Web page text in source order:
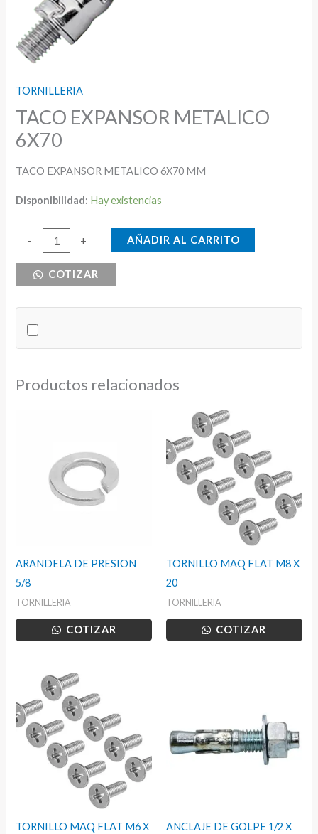
TORNILLERIA
TACO EXPANSOR METALICO
6X70
TACO EXPANSOR METALICO 6X70 MM
Disponibilidad: Hay existencias
-
EXPANSOR
METALICO
+ AÑADIR AL CARRITO
COTIZAR
Productos relacionados
ARANDELA DE PRESION
5/8
TORNILLERIA
COTIZAR
TORNILLO MAQ FLAT M8 X
20
TORNILLERIA
COTIZAR
TORNILLO MAQ FLAT M6 X
ANCLAJE DE GOLPE 1/2 X